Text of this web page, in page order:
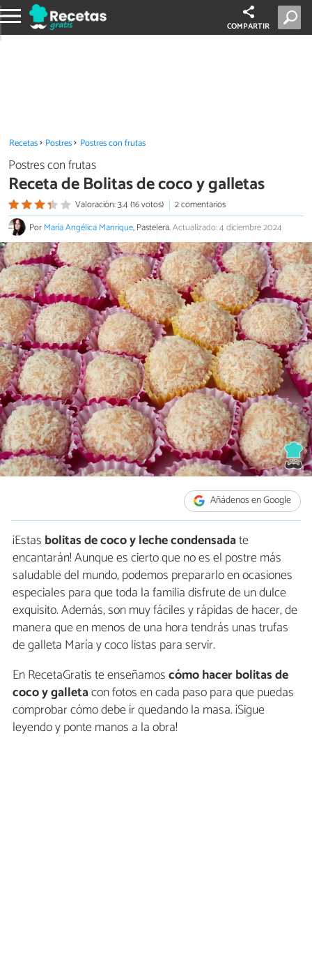
COMPARTIR
Recetas Postres Postres con frutas
Postres con frutas
Receta de Bolitas de coco y galletas
Valoración: 3.4 (16 votos)
2 comentarios
PorMaría Angélica Manrique, Pastelera.Actualizado: 4 diciembre 2024
Añádenos en Google
¡Estas bolitas de coco y leche condensadate
encantarán! Aunque es cierto que no es el postre más
saludable del mundo, podemos prepararlo en ocasiones
especiales para que toda la familia disfrute de un dulce
exquisito. Además, son muy fáciles y rápidas de hacer, de
manera que en menos de una hora tendrás unas trufas
de galleta María y coco listas para servir.
En RecetaGratis te enseñamoscómo hacer bolitas de
coco y galletacon fotos en cada paso para que puedas
comprobar cómo debe ir quedando la masa. ¡Sigue
leyendo y ponte manos a la obra!